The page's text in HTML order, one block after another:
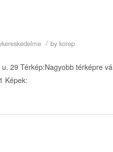
/ by korep
29 Térkép:Nagyobb térképre
Képek: